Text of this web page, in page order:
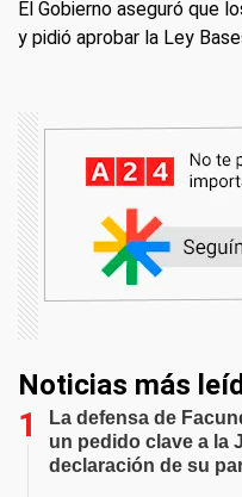
El Gobierno aseguró que
y pidió aprobar la Ley
Noticias más
La defensa de
un pedido clave a la
declaración de su